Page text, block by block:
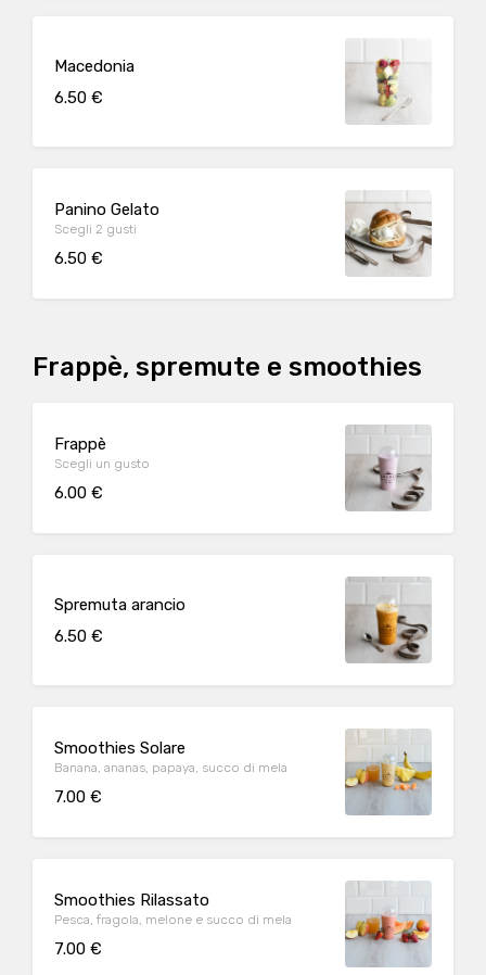
Macedonia
6.50 €
Panino Gelato
Scegli 2 gusti
6.50 €
Frappè, spremute e smoothies
Frappè
Scegli un gusto
6.00 €
Spremuta arancio
6.50 €
Smoothies Solare
Banana, ananas, papaya, succo di mela
7.00 €
Smoothies Rilassato
Pesca, fragola, melone e succo di mela
7.00 €